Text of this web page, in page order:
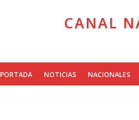
CANAL
PORTADA NOTICIAS NACIONALES